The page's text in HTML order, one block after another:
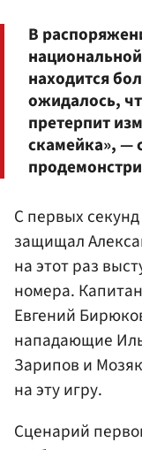
В
находится
ожидалось,
претерпит
скамейка», —
С первых
защищал
на этот раз
номера.
Евгений
нападающие
Зарипов и
на эту игру.
Сценарий